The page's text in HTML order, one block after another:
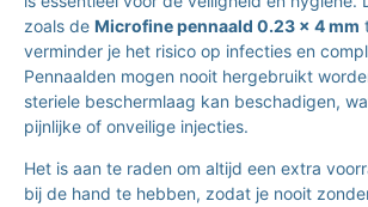
zoals de Microfine pennaald 0.23 x 4 mm
verminder je het risico op infecties en
Pennaalden mogen nooit hergebruikt
steriele beschermlaag kan beschadigen,
pijnlijke of onveilige injecties.
Het is aan te raden om altijd een extra
bij de hand te hebben, zodat je nooit